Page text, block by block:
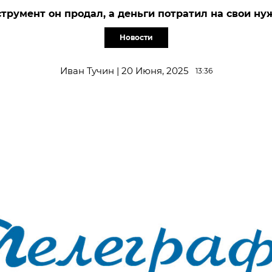
он продал, а деньги потратил на свои
Новости
Иван Тучин | 20 Июня, 2025 13:36